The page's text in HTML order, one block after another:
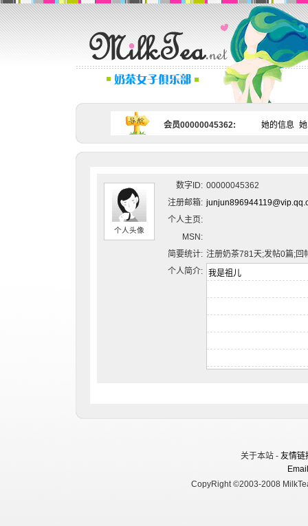
会员00000045362: 她的信息
个人头像
数字ID: 00000045362
注册邮箱:
个人主页:
MSN:
简要统计: 注册奶茶781天;发帖0篇;回
个人简介:
关于本站 - 友情链
CopyRight ©2003-2008